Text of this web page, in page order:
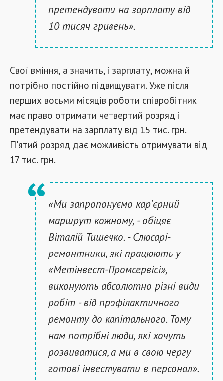
претендувати на зарплату від
10 тисяч гривень».
Свої вміння, а значить, і зарплату, можна й
потрібно постійно підвищувати. Уже після
перших восьми місяців роботи співробітник
має право отримати четвертий розряд і
претендувати на зарплату від 15 тис. грн.
П'ятий розряд дає можливість отримувати від
17 тис. грн.
«Ми запропонуємо кар'єрний
маршрут кожному, - обіцяє
Віталій Тишечко. - Слюсарі-
ремонтники, які працюють у
«Метінвест-Промсервісі»,
виконують абсолютно різні види
робіт - від профілактичного
ремонту до капітального. Тому
нам потрібні люди, які хочуть
розвиватися, а ми в свою чергу
готові інвестувати в персонал».